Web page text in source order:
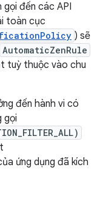
đến các API
toàn cục
) sẽ
AutomaticZenRule
tuỳ thuộc vào chu
đến hành vi có
gọi
ứng dụng đã kích